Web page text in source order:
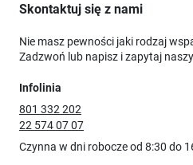
Skontaktuj się z nami
Nie masz pewności jaki rodzaj
Zadzwoń lub napisz i zapytaj
Infolinia
801 332 202
22 574 07 07
Czynna w dni robocze od 8:30 do